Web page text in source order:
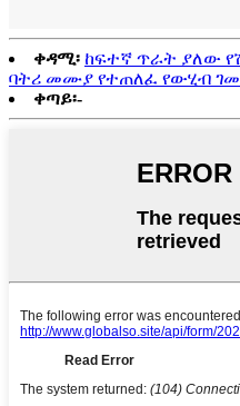
ቀዳሚ፡ ከፍተኛ ጥራት ያለው
ባትሪ መሙያ የተጠለፈ የውሂብ
ቀጣይ፡-